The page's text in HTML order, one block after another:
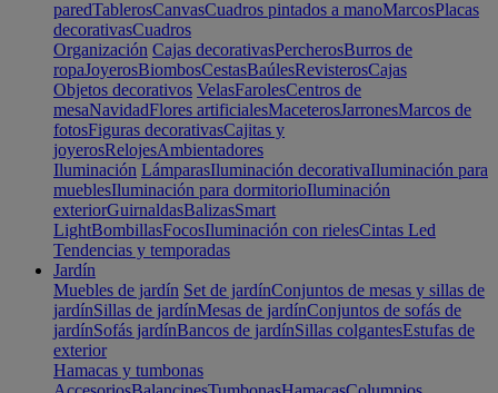
paredTablerosCanvasCuadros pintados a manoMarcosPlacas
decorativasCuadros
Organización Cajas decorativasPercherosBurros de
ropaJoyerosBiombosCestasBaúlesRevisterosCajas
Objetos decorativos VelasFarolesCentros de
mesaNavidadFlores artificialesMaceterosJarronesMarcos de
fotosFiguras decorativasCajitas y
joyerosRelojesAmbientadores
Iluminación LámparasIluminación decorativaIluminación para
mueblesIluminación para dormitorioIluminación
exteriorGuirnaldasBalizasSmart
LightBombillasFocosIluminación con rielesCintas Led
Tendencias y temporadas
Jardín
Muebles de jardín Set de jardínConjuntos de mesas y sillas de
jardínSillas de jardínMesas de jardínConjuntos de sofás de
jardínSofás jardínBancos de jardínSillas colgantesEstufas de
exterior
Hamacas y tumbonas